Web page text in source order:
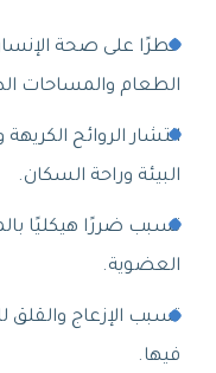
خطرًا على صحة الإنسان
الطعام والمساحات
انتشار الروائح
البيئة وراحة السكان.
تسبب ضررًا هيكليًا
العضوية.
تسبب الإزعاج والقلق
فيها.